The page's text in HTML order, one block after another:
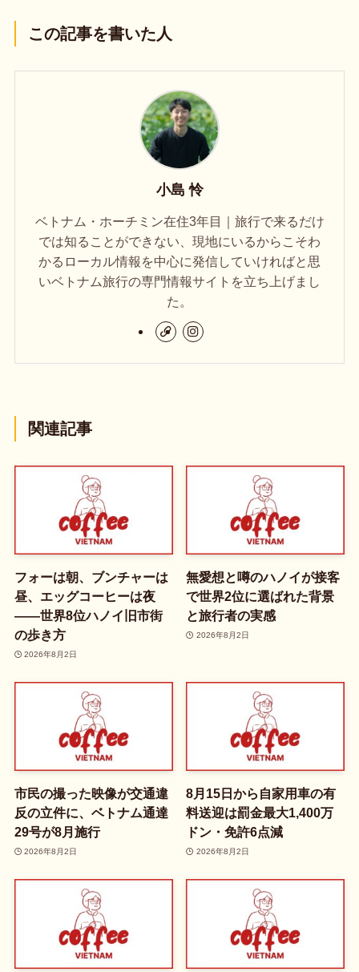
この記事を書いた人
小島 怜
ベトナム・ホーチミン在住3年目｜旅行で来るだけ
では知ることができない、現地にいるからこそわ
かるローカル情報を中心に発信していければと思
いベトナム旅行の専門情報サイトを立ち上げまし
た。
関連記事
フォーは朝、ブンチャーは
昼、エッグコーヒーは夜
——世界8位ハノイ旧市街
の歩き方
2026年8月2日
無愛想と噂のハノイが接客
で世界2位に選ばれた背景
と旅行者の実感
2026年8月2日
市民の撮った映像が交通違
反の立件に、ベトナム通達
29号が8月施行
2026年8月2日
8月15日から自家用車の有
料送迎は罰金最大1,400万
ドン・免許6点減
2026年8月2日